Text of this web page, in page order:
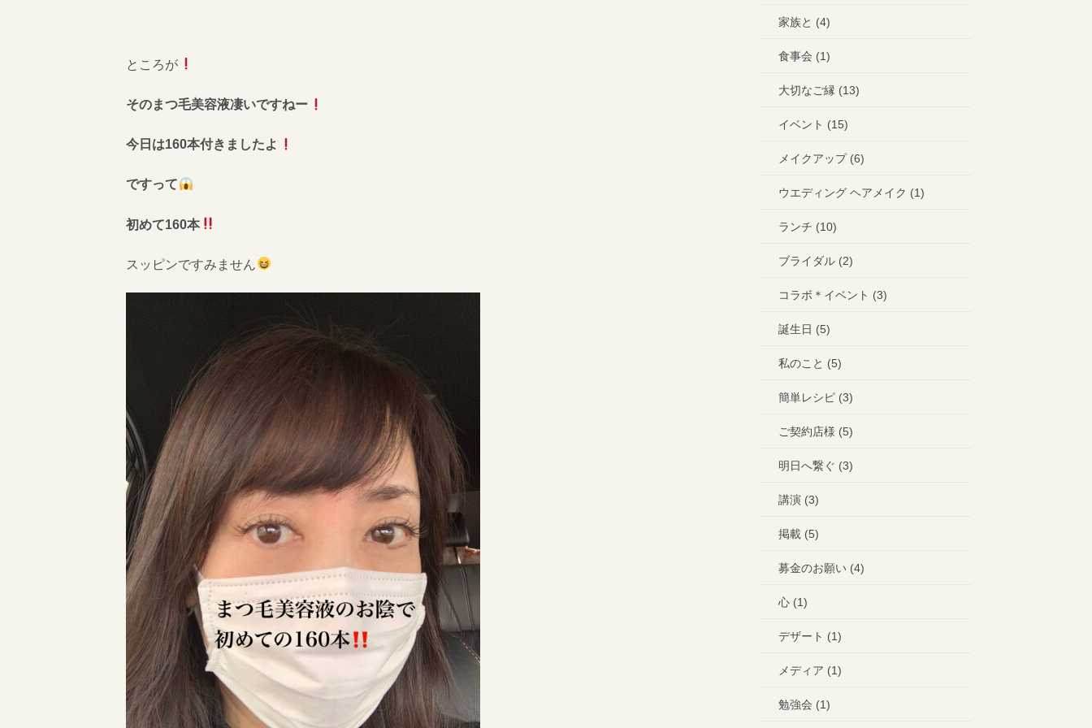
ところが
そのまつ毛美容液凄いですねー
今日は160本付きましたよ
ですって
初めて160本
スッピンですみません
家族と (4)
食事会 (1)
大切なご縁 (13)
イベント (15)
メイクアップ (6)
ウエディング ヘアメイク (1)
ランチ (10)
ブライダル (2)
コラボ＊イベント (3)
誕生日 (5)
私のこと (5)
簡単レシピ (3)
ご契約店様 (5)
明日へ繋ぐ (3)
講演 (3)
掲載 (5)
募金のお願い (4)
心 (1)
デザート (1)
メディア (1)
勉強会 (1)